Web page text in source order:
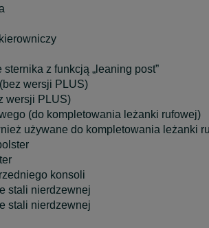
z funkcją „leaning post”
wersji PLUS)
wersji PLUS)
(do kompletowania leżanki rufowej)
używane do kompletowania leżanki
konsoli
stali nierdzewnej
stali nierdzewnej